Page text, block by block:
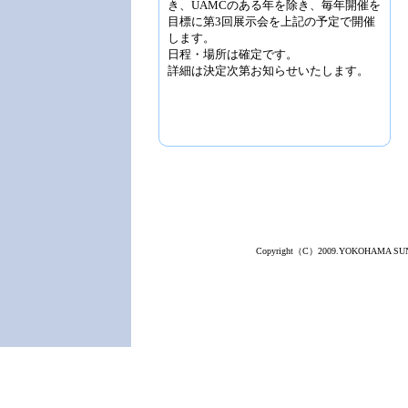
き、UAMCのある年を除き、毎年開催を
目標に第3回展示会を上記の予定で開催
します。
日程・場所は確定です。
詳細は決定次第お知らせいたします。
Copyright（C）2009.YOKOHAMA